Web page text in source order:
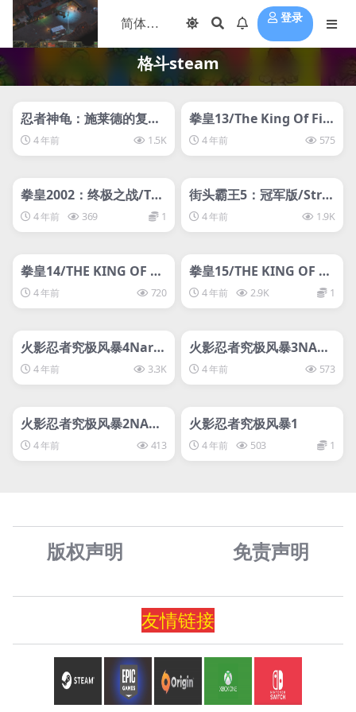
登录
格斗steam
svip专属
忍者神龟：施莱德的复仇/
Teenage Mutant Ninja
Turtles: Shredder’s Rev
4 年前 1.5K
svip专属
拳皇13/The King Of Fig
hters XIII
4 年前 575
svip专属
拳皇2002：终极之战/The
King of Fighters 2002 U
nlimited Match
4 年前 369 1
svip专属
街头霸王5：冠军版/Stre
et Fighter V: Champion
Edition（lg）
4 年前 1.9K
svip专属
拳皇14/THE KING OF FI
GHTERS XIV
4 年前 720
svip专属
拳皇15/THE KING OF FI
GHTERS XV
4 年前 2.9K 1
svip专属
火影忍者究极风暴4Naru
to Shippuden: Ultimat
e Ninja Storm 4
4 年前 3.3K
svip专属
火影忍者究极风暴3NARU
TO SHIPPUDEN: Ultima
te Ninja STORM 3 Full
4 年前 573
svip专属
火影忍者究极风暴2NARU
TO SHIPPUDEN: Ultima
te Ninja STORM 2
4 年前 413
火影忍者究极风暴1
4 年前 503 1
版权声明 免责声明
友情链接